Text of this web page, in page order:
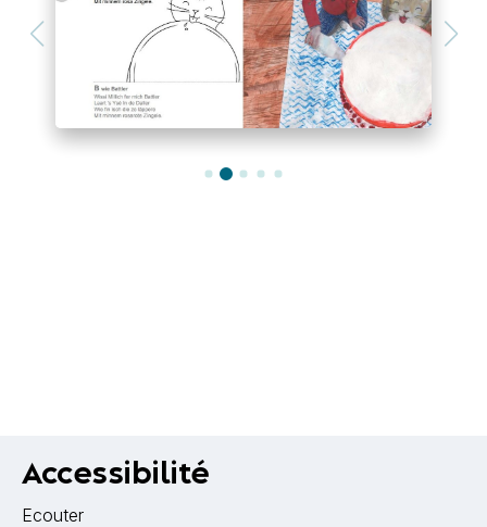
Accessibilité
Ecouter